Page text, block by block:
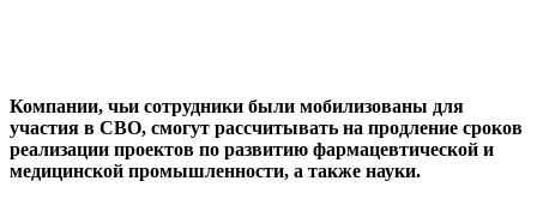
Компании, чьи сотрудники были мобилизованы для
участия в СВО, смогут рассчитывать на продление сроков
реализации проектов по развитию фармацевтической и
медицинской промышленности, а также науки.